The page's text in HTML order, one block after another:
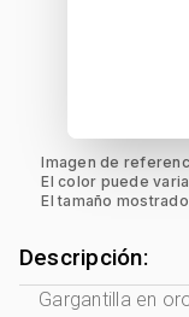
Imagen de
El color puede
El tamaño
Descripción:
Gargantilla en